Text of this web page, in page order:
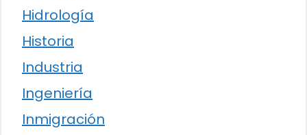
Hidrología
Historia
Industria
Ingeniería
Inmigración